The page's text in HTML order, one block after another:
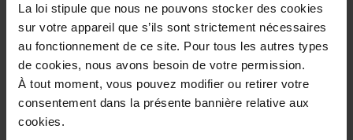
La loi stipule que nous ne pouvons stocker des cookies
sur votre appareil que s’ils sont strictement nécessaires
au fonctionnement de ce site. Pour tous les autres types
de cookies, nous avons besoin de votre permission.
À tout moment, vous pouvez modifier ou retirer votre
consentement dans la présente bannière relative aux
cookies.
Description